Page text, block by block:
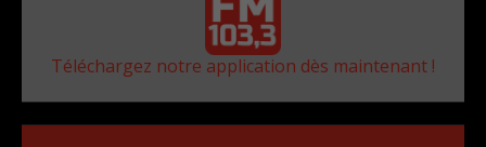
Téléchargez notre application dès maintenant !